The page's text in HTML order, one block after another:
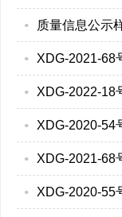
质量信息公示
XDG-2021-68
XDG-2022-18
XDG-2020-54
XDG-2021-68
XDG-2020-55